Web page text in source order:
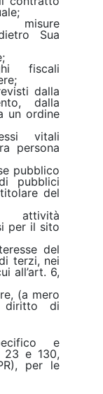
misure
Sua
fiscali
dalla
dalla
un ordine
vitali
persona
pubblico
pubblici
del
attività
per il sito
del
terzi, nei
all’art. 6,
(a mero
diritto di
e
23 e 130,
per le